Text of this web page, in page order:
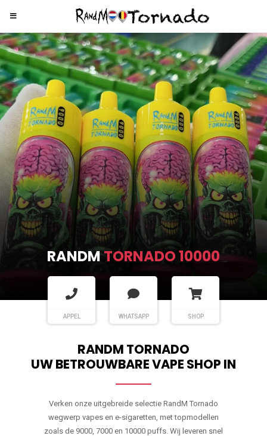
RANDMTORNADO 9000
APPEL WHATSAPP SHOP
RANDM TORNADO
UW BETROUWBARE VAPE SHOP IN
Verken onze uitgebreide selectie RandM Tornado
wegwerp vapes en e-sigaretten, met topmodellen
zoals de 9000, 7000 en 10000 puffs. Wij leveren snel